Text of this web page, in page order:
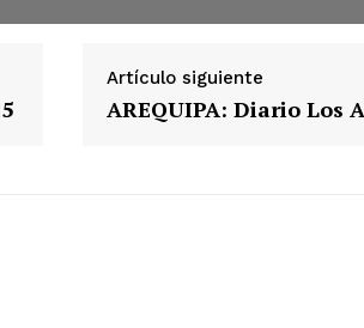
Artículo siguiente
AREQUIPA: Diario Los